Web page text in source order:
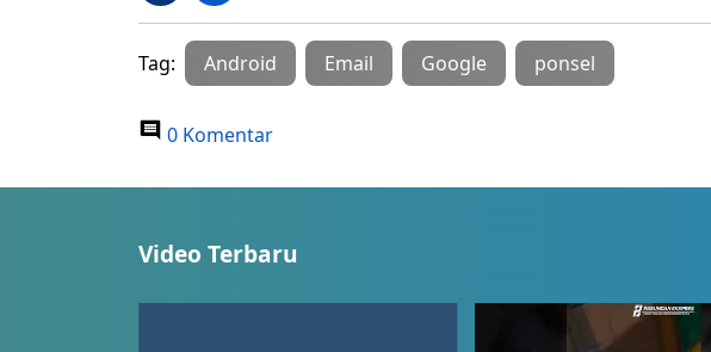
Tag: Android Email Google ponsel
0 Komentar
Video Terbaru